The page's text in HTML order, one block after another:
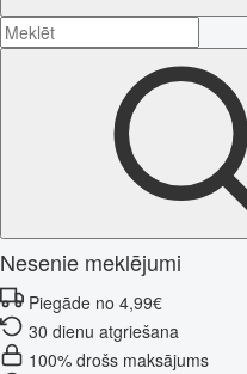
Nesenie meklējumi
Piegāde no 4,99€
30 dienu atgriešana
100% drošs maksājums